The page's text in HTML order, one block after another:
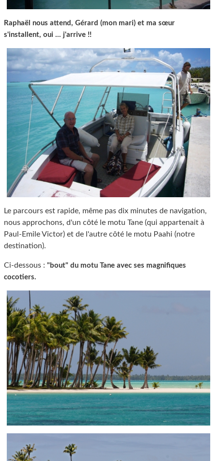
Raphaël nous attend, Gérard (mon mari) et ma sœur
s'installent, oui ... j'arrive !!
Le parcours est rapide, même pas dix minutes de navigation,
nous approchons, d'un côté le motu Tane (qui appartenait à
Paul-Emile Victor) et de l'autre côté le motu Paahi (notre
destination).
Ci-dessous : "bout" du motu Tane avec ses magnifiques
cocotiers.